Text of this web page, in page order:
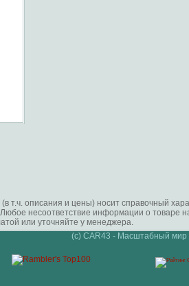
т.ч. описания и цены) носит справочный
Любое несоответствие информации о
или уточняйте у менеджера.
(c) CAR43 - Масштабный мир